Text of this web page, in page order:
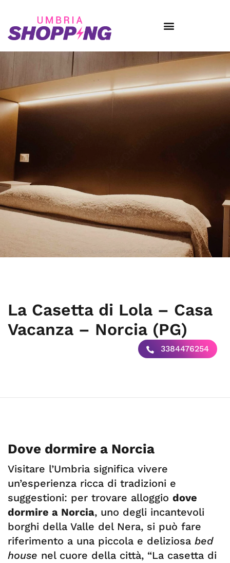
La Casetta di Lola – Casa
Vacanza – Norcia (PG)
3384476254
Dove dormire a Norcia
Visitare l’Umbria significa vivere
un’esperienza ricca di tradizioni e
suggestioni: per trovare alloggio dove
dormire a Norcia, uno degli incantevoli
borghi della Valle del Nera, si può fare
riferimento a una piccola e deliziosa bed
house nel cuore della città, “La casetta di